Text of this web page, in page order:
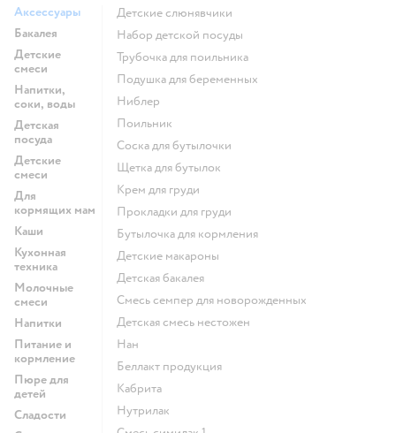
Аксессуары
Бакалея
Детские
смеси
Напитки,
соки, воды
Детская
посуда
Детские
смеси
Для
кормящих мам
Каши
Кухонная
техника
Молочные
смеси
Напитки
Питание и
кормление
Пюре для
детей
Сладости
Детские слюнявчики
набор детской посуды
трубочка для поильника
подушка для беременных
ниблер
поильник
соска для бутылочки
щетка для бутылок
крем для груди
прокладки для груди
бутылочка для кормления
детские макароны
детская бакалея
смесь семпер для новорожденных
детская смесь нестожен
нан
беллакт продукция
кабрита
нутрилак